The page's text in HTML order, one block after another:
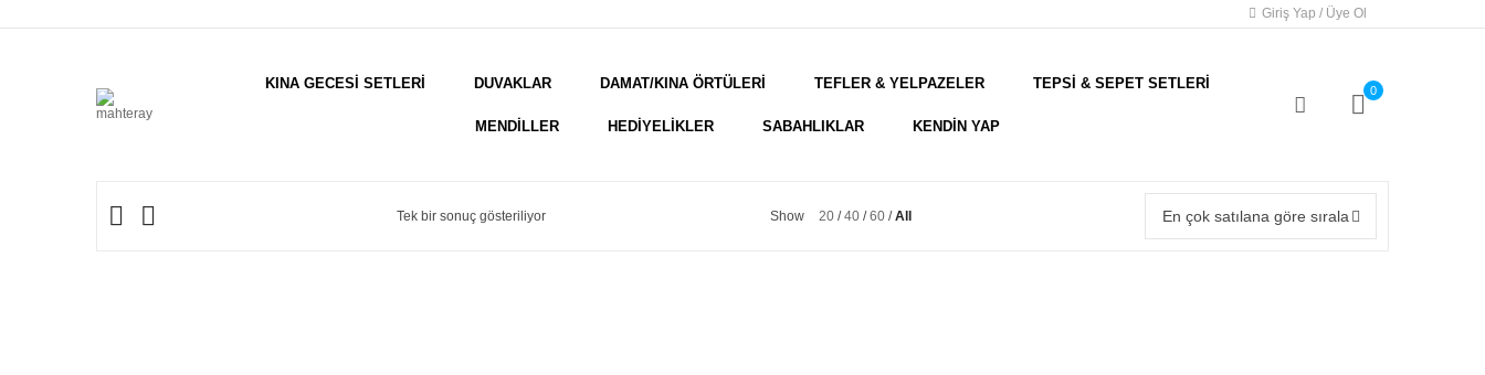
Giriş Yap / Üye Ol
KINA GECESİ SETLERİ DUVAKLAR DAMAT/KINA ÖRTÜLERİ TEFLER & YELPAZELER TEPSİ & SEPET SETLERİ
MENDİLLER HEDİYELİKLER SABAHLIKLAR KENDİN YAP
0
Tek bir sonuç gösteriliyor Show 20 40 60 All En çok satılana göre sırala